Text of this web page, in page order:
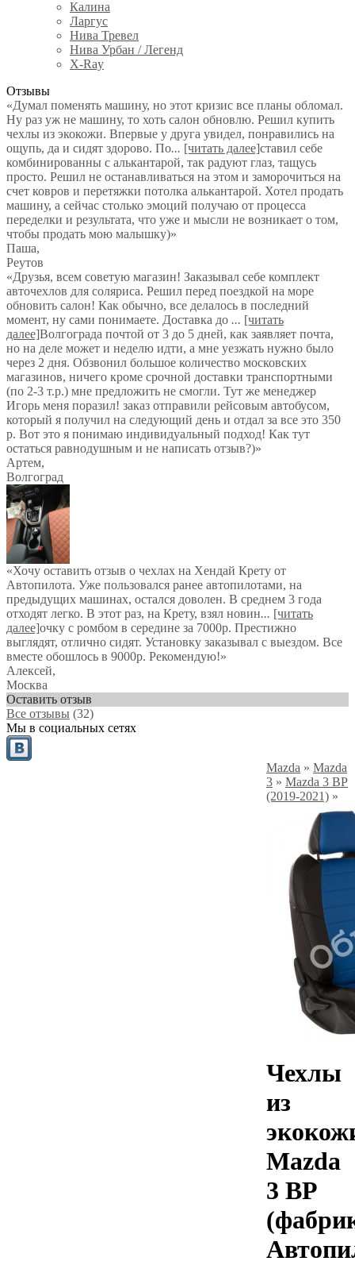
Калина
Ларгус
Нива Тревел
Нива Урбан / Легенд
X-Ray
Отзывы
«Думал поменять машину, но этот кризис все планы обломал.
Ну раз уж не машину, то хоть салон обновлю. Решил купить
чехлы из экокожи. Впервые у друга увидел, понравились на
ощупь, да и сидят здорово. По... [читать далее]ставил себе
комбинированны с алькантарой, так радуют глаз, тащусь
просто. Решил не останавливаться на этом и заморочиться на
счет ковров и перетяжки потолка алькантарой. Хотел продать
машину, а сейчас столько эмоций получаю от процесса
переделки и результата, что уже и мысли не возникает о том,
чтобы продать мою малышку)»
Паша,
Реутов
«Друзья, всем советую магазин! Заказывал себе комплект
авточехлов для соляриса. Решил перед поездкой на море
обновить салон! Как обычно, все делалось в последний
момент, ну сами понимаете. Доставка до ... [читать
далее]Волгограда почтой от 3 до 5 дней, как заявляет почта,
но на деле может и неделю идти, а мне уезжать нужно было
через 2 дня. Обзвонил большое количество московских
магазинов, ничего кроме срочной доставки транспортными
(по 2-3 т.р.) мне предложить не смогли. Тут же менеджер
Игорь меня поразил! заказ отправили рейсовым автобусом,
который я получил на следующий день и отдал за все это 350
р. Вот это я понимаю индивидуальный подход! Как тут
остаться равнодушным и не написать отзыв?)»
Артем,
Волгоград
«Хочу оставить отзыв о чехлах на Хендай Крету от
Автопилота. Уже пользовался ранее автопилотами, на
предыдущих машинах, остался доволен. В среднем 3 года
отходят легко. В этот раз, на Крету, взял новин... [читать
далее]очку с ромбом в середине за 7000р. Престижно
выглядят, отлично сидят. Установку заказывал с выездом. Все
вместе обошлось в 9000р. Рекомендую!»
Алексей,
Москва
Оставить отзыв
Все отзывы (32)
Мы в социальных сетях
Mazda » Mazda
3 » Mazda 3 BP
(2019-2021) »
Чехлы
из
Mazda
3 BP